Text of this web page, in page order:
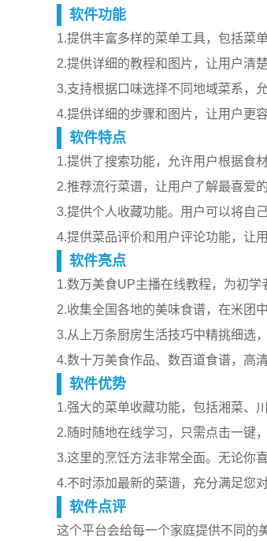
软件功能
1.提供丰富多样的菜单工具，包括菜
2.提供详细的教程和图片，让用户清
3.支持根据口味选择不同地域菜系，
4.提供详细的步骤和图片，让用户更
软件特点
1.提供了搜索功能，允许用户根据食
2.推荐流行菜谱，让用户了解最喜爱
3.提供个人收藏功能。用户可以将自
4.提供菜品评价和用户评论功能，让
软件亮点
1.数万美食UP主播在线教程，为初学
2.收集全国各地的美味食谱，在米团
3.从上万条厨房生活技巧中精挑细选
4.数十万美食作品、数百道食谱，高
软件优势
1.强大的菜单收藏功能，包括湘菜、
2.随时随地在线学习，只需点击一键
3.这里的烹饪方法非常全面。无论你
4.不时添加最新的菜谱，充分满足您
软件点评
这个平台会给每一个家庭提供不同的